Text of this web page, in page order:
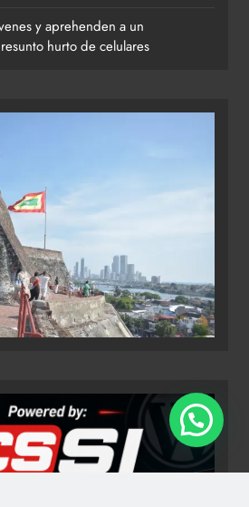
y aprehenden a un
hurto de celulares